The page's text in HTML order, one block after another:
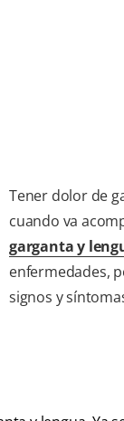
Tener dolor de
cuando va
garganta y
enfermedades,
signos y